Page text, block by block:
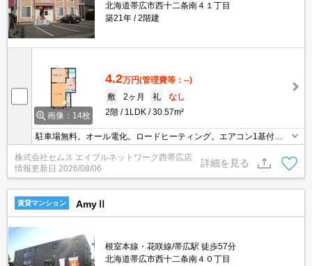
北海道帯広市西十二条南４１丁目
築21年
2階建
画像：14枚
4.2万円(管理費等：--)
敷
2ヶ月 礼
なし
2階
1LDK 30.57m²
駐車場無料。オール電化。ロードヒーティング。エアコン1基付
き。
株式会社セムス エイブルネットワーク西帯広店
情報更新日 2026/08/06
詳細を見る
賃貸マンション AmyⅡ
根室本線・花咲線/帯広駅 徒歩57分
北海道帯広市西十二条南４０丁目